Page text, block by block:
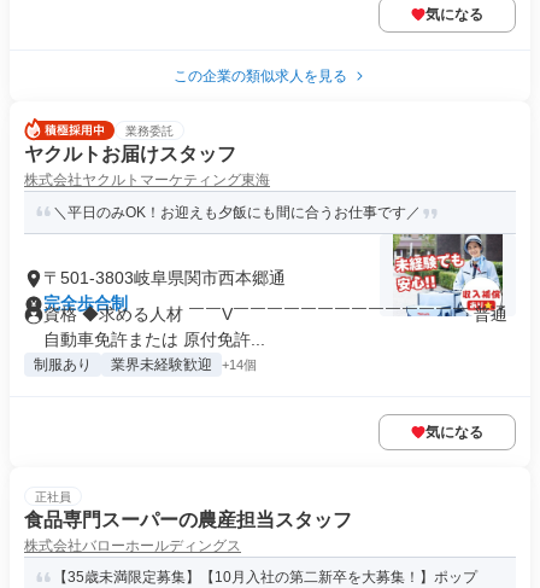
気になる
この企業の類似求人を見る
業務委託
ヤクルトお届けスタッフ
株式会社ヤクルトマーケティング東海
＼平日のみOK！お迎えも夕飯にも間に合うお仕事です／
〒501-3803岐阜県関市西本郷通
完全歩合制
資格 ◆求める人材 ￣￣V￣￣￣￣￣￣￣￣￣￣￣￣￣￣ 普通
自動車免許または 原付免許...
制服あり 業界未経験歓迎 +14個
気になる
正社員
食品専門スーパーの農産担当スタッフ
株式会社バローホールディングス
【35歳未満限定募集】【10月入社の第二新卒を大募集！】ポップ